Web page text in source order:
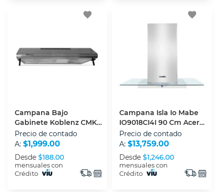
favorite
Campana Bajo
Gabinete Koblenz CMK-
76IV 76 Cm Acero
Inoxidable
Precio de contado
A: $1,999.00
Desde $188.00
mensuales con
Crédito
favorite
Campana Isla Io Mabe
IO9018CI4I 90 Cm Acero
Inoxidable
Precio de contado
A: $13,759.00
Desde $1,246.00
mensuales con
Crédito